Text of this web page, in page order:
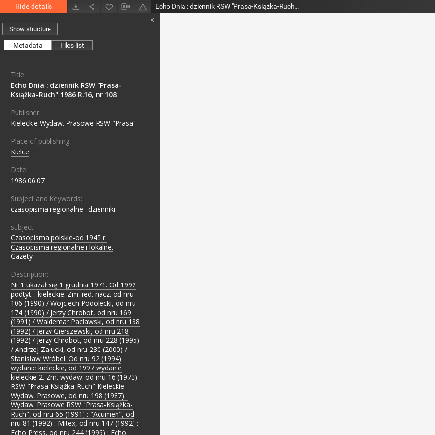
Hide details Echo Dnia : dziennik RSW "Prasa-Książka-Ruch" 1986 R.16, nr 108
Show structure
Metadata Files list
Title:
Echo Dnia : dziennik RSW "Prasa-
Książka-Ruch" 1986 R.16, nr 108
Publisher:
Kieleckie Wydaw. Prasowe RSW "Prasa"
Place of publishing:
Kielce
Date:
1986.06.07
Subject and Keywords:
czasopisma regionalne
dzienniki
subject:
Czasopisma polskie-od 1945 r.
Czasopisma regionalne i lokalne.
Gazety.
Description:
Nr 1 ukazał się 1 grudnia 1971. Od 1992
podtyt. : kieleckie. Zm. red. nacz. od nru
106 (1990) / Wojciech Podolecki, od nru
174 (1990) / Jerzy Chrobot, od nru 169
(1991) / Waldemar Pacławski, od nru 138
(1992) / Jerzy Gierszewski, od nru 218
(1992) / Jerzy Chrobot, od nru 228 (1995)
/ Andrzej Załucki, od nru 230 (2000) /
Stanisław Wróbel. Od nru 92 (1994)
wydanie kieleckie, od 1997 wydanie
kieleckie 2. Zm. wydaw. od nru 16 (1973) :
RSW "Prasa-Książka-Ruch" Kieleckie
Wydaw. Prasowe, od nru 198 (1987) :
Wydaw. Prasowe RSW "Prasa-Książka-
Ruch", od nru 65 (1991) : "Acumen", od
nru 81 (1992) : Mitex, od nru 147 (1992) :
Echo Press, od nru 244 (1996) : Echo